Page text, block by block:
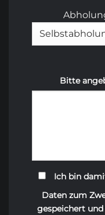
Bitte
Ich bin
Daten zum
gespeichert